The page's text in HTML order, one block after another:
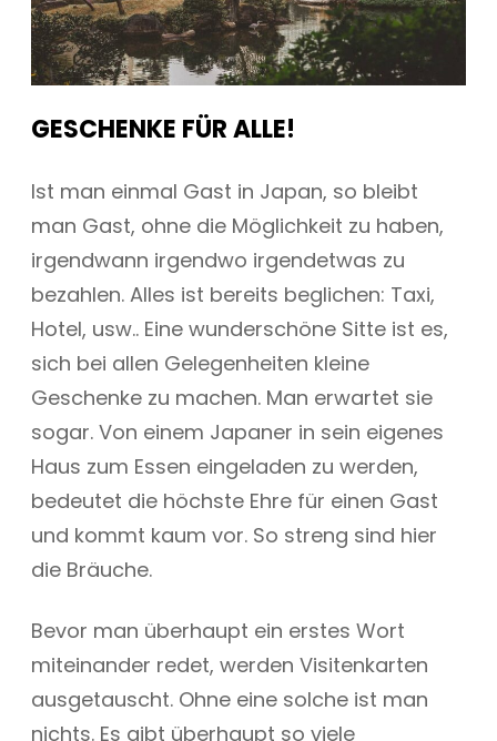
GESCHENKE FÜR ALLE!
Ist man einmal Gast in Japan, so bleibt
man Gast, ohne die Möglichkeit zu haben,
irgendwann irgendwo irgendetwas zu
bezahlen. Alles ist bereits beglichen: Taxi,
Hotel, usw.. Eine wunderschöne Sitte ist es,
sich bei allen Gelegenheiten kleine
Geschenke zu machen. Man erwartet sie
sogar. Von einem Japaner in sein eigenes
Haus zum Essen eingeladen zu werden,
bedeutet die höchste Ehre für einen Gast
und kommt kaum vor. So streng sind hier
die Bräuche.
Bevor man überhaupt ein erstes Wort
miteinander redet, werden Visitenkarten
ausgetauscht. Ohne eine solche ist man
nichts. Es gibt überhaupt so viele